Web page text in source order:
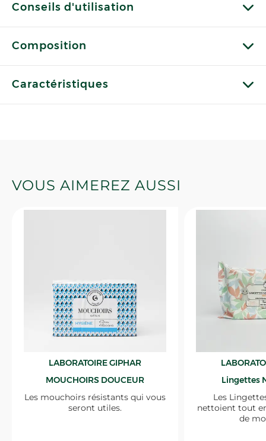
Conseils d'utilisation
Composition
Caractéristiques
VOUS AIMEREZ AUSSI
LABORATOIRE GIPHAR
MOUCHOIRS DOUCEUR
Les mouchoirs résistants qui vous
seront utiles.
Lingettes
Les
nettoient tout
de